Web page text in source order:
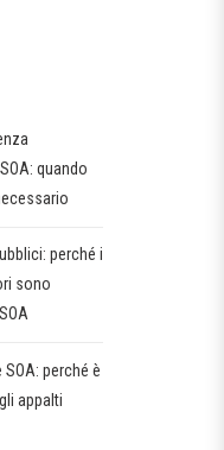
quando
perché i
sono
perché è
appalti